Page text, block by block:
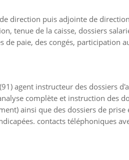
direction puis adjointe de
tenue de la caisse, dossiers
de paie, des congés, participation
agent instructeur des dossiers
complète et instruction des
ainsi que des dossiers de prise
contacts téléphoniques